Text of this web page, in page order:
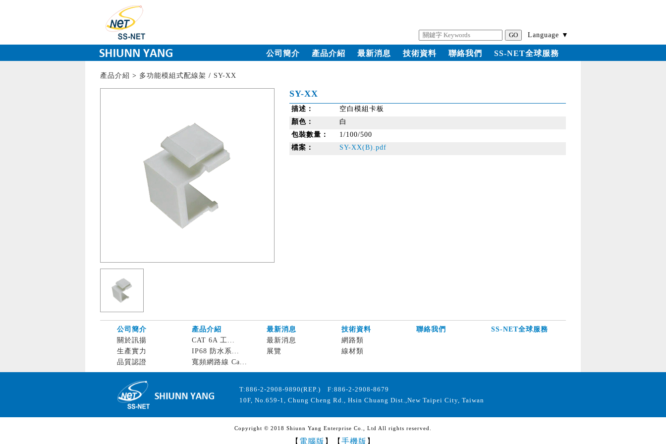
Language ▼
公司簡介 產品介紹 最新消息 技術資料 聯絡我們 SS-NET全球服務
產品介紹 > 多功能模組式配線架 / SY-XX
SY-XX
描述：
空白模組卡板
顏色：
白
包裝數量：
1/100/500
檔案：
SY-XX(B).pdf
公司簡介 產品介紹 最新消息 技術資料 聯絡我們
SS-NET全球服務
關於訊揚
生產實力
品質認證
CAT 6A 工...
IP68 防水系...
寬頻網路線 Ca...
最新消息
展覽
網路類
線材類
T:886-2-2908-9890(REP.) F:886-2-2908-8679
10F, No.659-1, Chung Cheng Rd., Hsin Chuang Dist.,New Taipei City, Taiwan
Copyright © 2018 Shiunn Yang Enterprise Co., Ltd All rights reserved.
【 電腦版 】【 手機版 】